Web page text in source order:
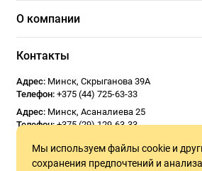
Мы используем файлы cookie и
сохранения предпочтений и
О компании
Контакты
Адрес: Минск, Скрыганова 39А
Телефон: +375 (44) 725-63-33
Адрес: Минск, Асаналиева 25
Телефон: +375 (29) 129-63-33
Email:
Usoseda2020@gmail.com
График работы: ПН - ПТ 9:00 - 18:00 СБ